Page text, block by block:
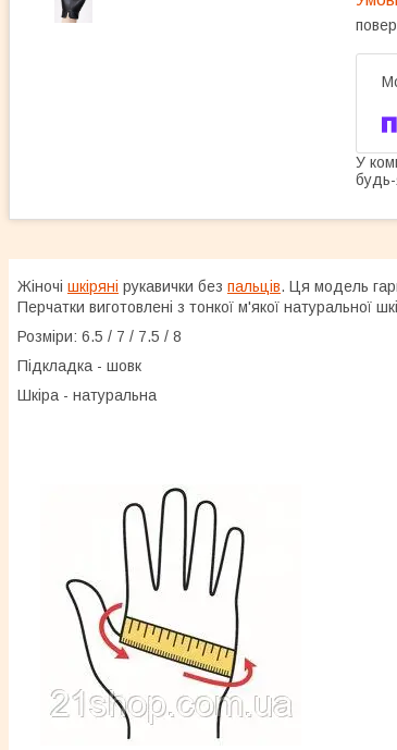
У
Жіночі шкіряні рукавички без пальців. Ця модель
Перчатки виготовлені з тонкої м'якої натуральної
Розміри: 6.5 / 7 / 7.5 / 8
Підкладка - шовк
Шкіра - натуральна